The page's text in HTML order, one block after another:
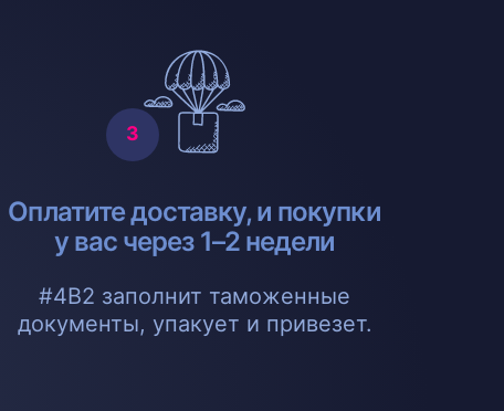
Оплатите доставку, и покупки
у вас через 1–2 недели
#4B2 заполнит таможенные
документы, упакует и привезет.